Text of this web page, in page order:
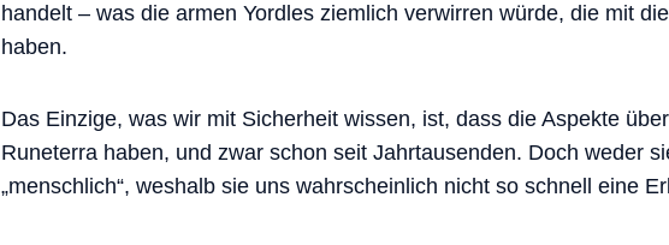
handelt – was die armen Yordles ziemlich verwirren würde, die mit
haben.
Das Einzige, was wir mit Sicherheit wissen, ist, dass die Aspekte
Runeterra haben, und zwar schon seit Jahrtausenden. Doch weder
„menschlich“, weshalb sie uns wahrscheinlich nicht so schnell eine